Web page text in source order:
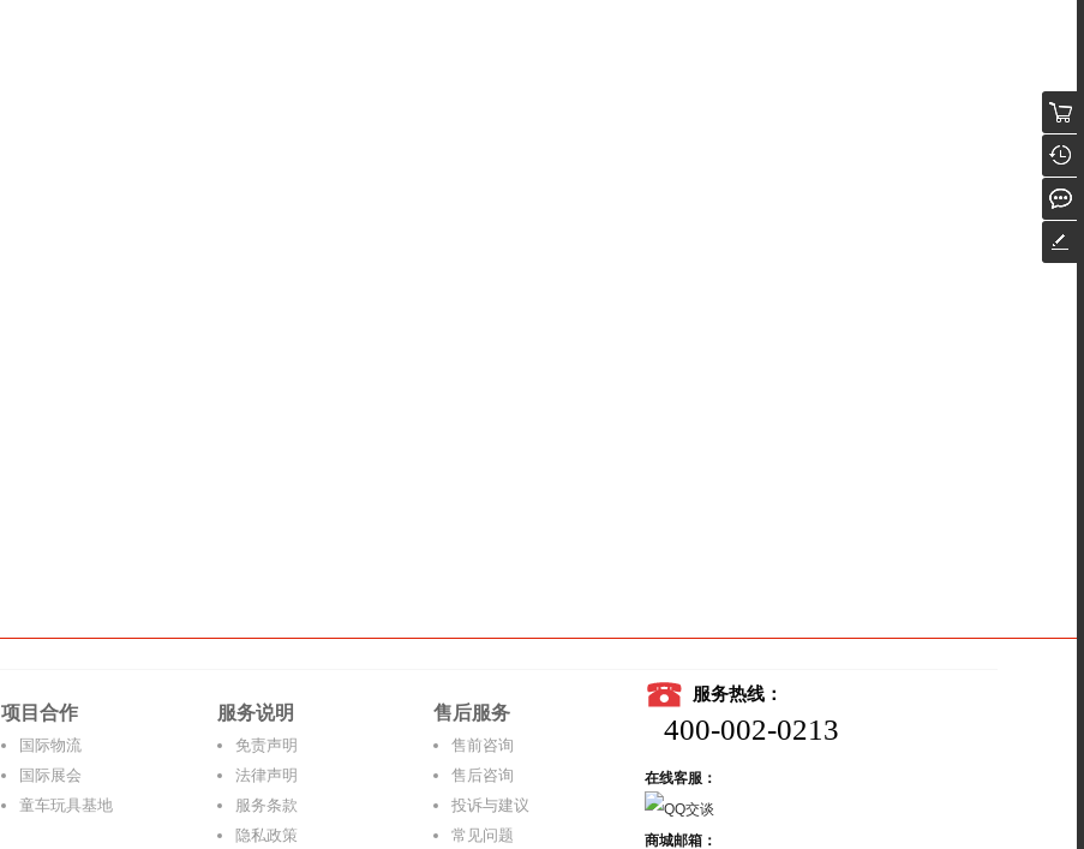
项目合作
国际物流
国际展会
童车玩具基地
服务说明
免责声明
法律声明
服务条款
隐私政策
售后服务
售前咨询
售后咨询
投诉与建议
常见问题
服务热线：
400-002-0213
在线客服：
商城邮箱：